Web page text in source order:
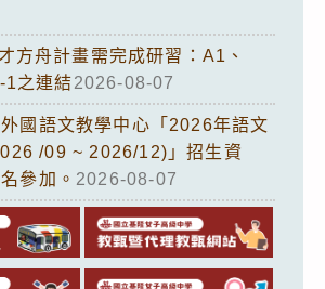
方舟計畫需完成研習：A1、
之連結2026-08-07
國語文教學中心「2026年語文
/09 ~ 2026/12)」招生資
參加。 2026-08-07